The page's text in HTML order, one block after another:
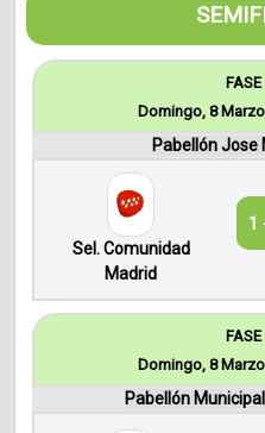
Domingo, 8
Pabellón Jose
Sel. Comunidad
Madrid
1
Domingo, 8
Pabellón